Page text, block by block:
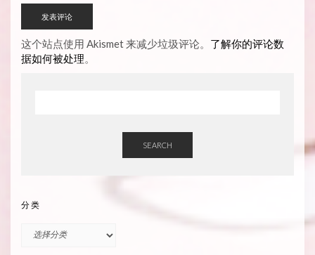
这个站点使用 Akismet 来减少垃圾评论。 了解你的评论数
据如何被处理
SEARCH
分类